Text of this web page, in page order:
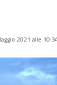
2021 alle